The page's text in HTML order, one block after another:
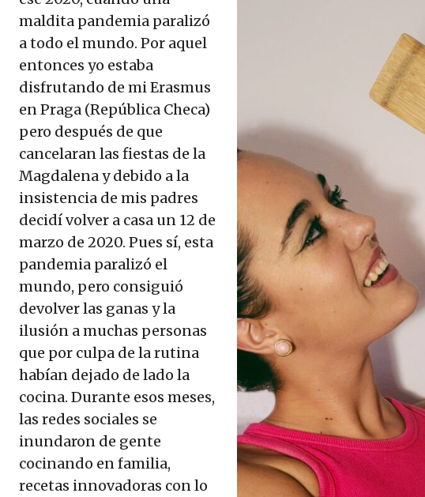
maldita pandemia paralizó
a todo el mundo. Por aquel
entonces yo estaba
disfrutando de mi Erasmus
en Praga (República Checa)
pero después de que
cancelaran las fiestas de la
Magdalena y debido a la
insistencia de mis padres
decidí volver a casa un 12 de
marzo de 2020. Pues sí, esta
pandemia paralizó el
mundo, pero consiguió
devolver las ganas y la
ilusión a muchas personas
que por culpa de la rutina
habían dejado de lado la
cocina. Durante esos meses,
las redes sociales se
inundaron de gente
cocinando en familia,
recetas innovadoras con lo